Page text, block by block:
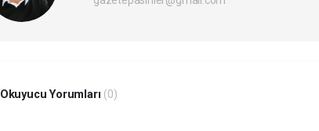
Okuyucu Yorumları (0)